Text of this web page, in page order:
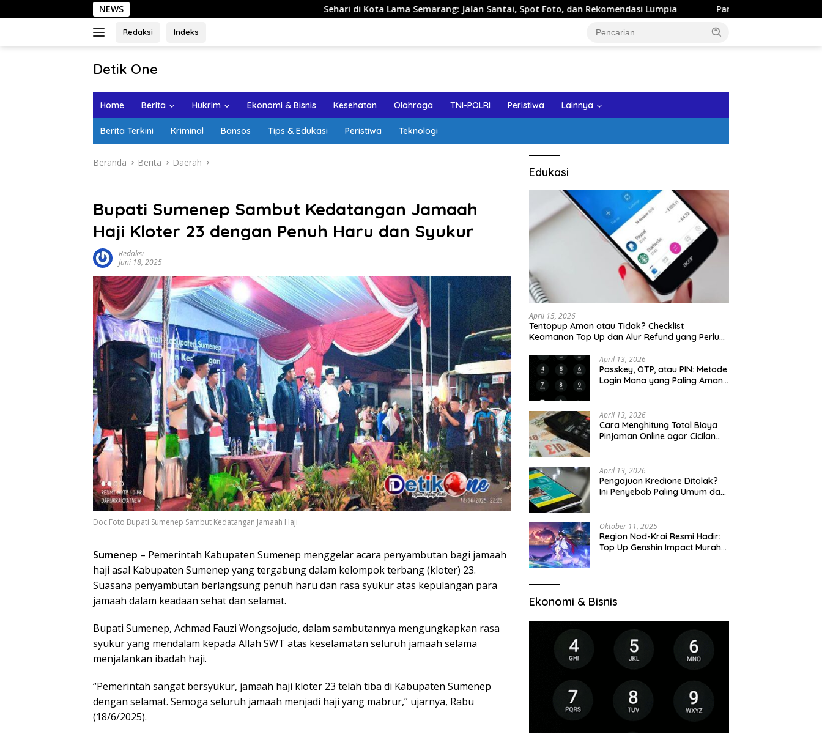
ke
NEWS Sehari di Kota Lama Semarang: Jalan Santai, Spot Foto, dan Rekomendasi Lumpia Panduan Wisata Keluarga ke Kota Batu:
Redaksi Indeks
Detik One
Ungkap
Home Berita Hukrim Ekonomi & Bisnis Kesehatan Olahraga TNI-POLRI Peristiwa Lainnya
Berita Terkini Kriminal Bansos Tips & Edukasi Peristiwa Teknologi
Beranda Berita Daerah
Bupati Sumenep Sambut Kedatangan Jamaah
Haji Kloter 23 dengan Penuh Haru dan Syukur
Redaksi
Juni 18, 2025
Doc.Foto Bupati Sumenep Sambut Kedatangan Jamaah Haji
Sumenep – Pemerintah Kabupaten Sumenep menggelar acara penyambutan bagi jamaah
haji asal Kabupaten Sumenep yang tergabung dalam kelompok terbang (kloter) 23.
Suasana penyambutan berlangsung penuh haru dan rasa syukur atas kepulangan para
jamaah dalam keadaan sehat dan selamat.
Bupati Sumenep, Achmad Fauzi Wongsojudo, dalam sambutannya mengungkapkan rasa
syukur yang mendalam kepada Allah SWT atas keselamatan seluruh jamaah selama
menjalankan ibadah haji.
“Pemerintah sangat bersyukur, jamaah haji kloter 23 telah tiba di Kabupaten Sumenep
dengan selamat. Semoga seluruh jamaah menjadi haji yang mabrur,” ujarnya, Rabu
(18/6/2025).
Edukasi
April 15, 2026
Tentopup Aman atau Tidak? Checklist
Keamanan Top Up dan Alur Refund yang Perlu
April 13, 2026
Passkey, OTP, atau PIN: Metode
Login Mana yang Paling Aman
April 13, 2026
Cara Menghitung Total Biaya
Pinjaman Online agar Cicilan
April 13, 2026
Pengajuan Kredione Ditolak?
Ini Penyebab Paling Umum dan
Oktober 11, 2025
Region Nod-Krai Resmi Hadir:
Top Up Genshin Impact Murah
Ekonomi & Bisnis